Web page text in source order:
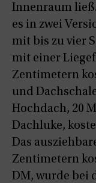
Innenraum
es in zwei
mit bis zu vier
mit einer
Zentimetern
und
Hochdach, 20
Dachluke,
Das
Zentimetern
DM, wurde bei